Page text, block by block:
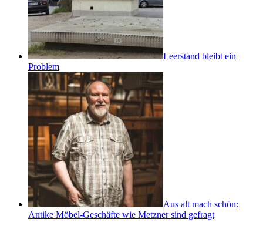
Leerstand bleibt ein
Problem
Aus alt mach schön:
Antike Möbel-Geschäfte wie Metzner sind gefragt